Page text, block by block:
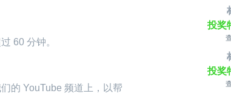
际推广，只要你推荐成功，我们将为每一位赞助方提供一定比
方邮箱与我们联系。
60 分钟。
投奖
的 YouTube 频道上，以帮
投奖